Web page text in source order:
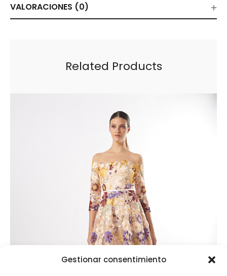
Gestionar consentimiento
VALORACIONES (0)
Related Products